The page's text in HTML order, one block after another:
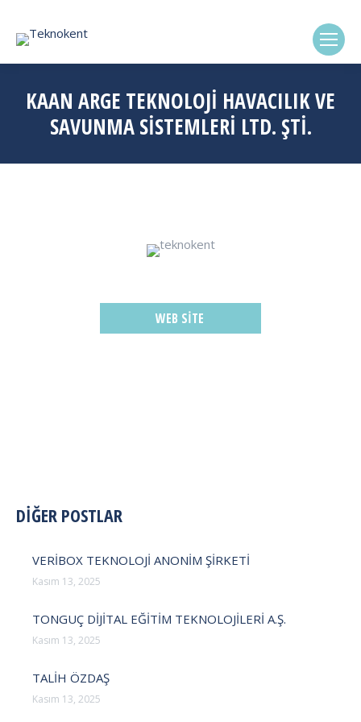
KAAN ARGE TEKNOLOJİ HAVACILIK VE
SAVUNMA SİSTEMLERİ LTD. ŞTİ.
WEB SITE
POST
DİĞER POSTLAR
VERİBOX TEKNOLOJİ ANONİM ŞİRKETİ
Kasım 13, 2025
TONGUÇ DİJİTAL EĞİTİM TEKNOLOJİLERİ A.Ş.
Kasım 13, 2025
TALİH ÖZDAŞ
Kasım 13, 2025